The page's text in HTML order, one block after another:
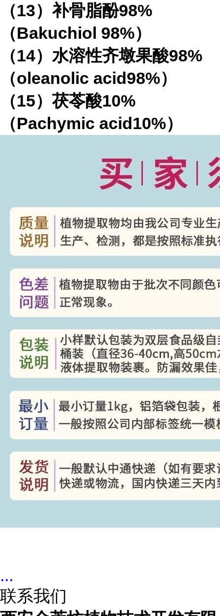
（13）补骨脂酚98%
（Bakuchiol 98%）
（14）水溶性齐墩果酸98%
（oleanolic acid98%）
（15）茯苓酸10%
（Pachymic acid10%）
...
联系我们